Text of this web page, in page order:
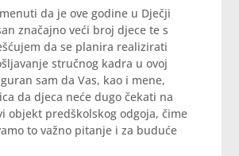
da je ove godine u Dječji
značajno veći broj djece te s
da se planira realizirati
stručnog kadra u ovoj
sam da Vas, kao i mene,
da djeca neće dugo čekati na
objekt predškolskog odgoja, čime
to važno pitanje i za buduće